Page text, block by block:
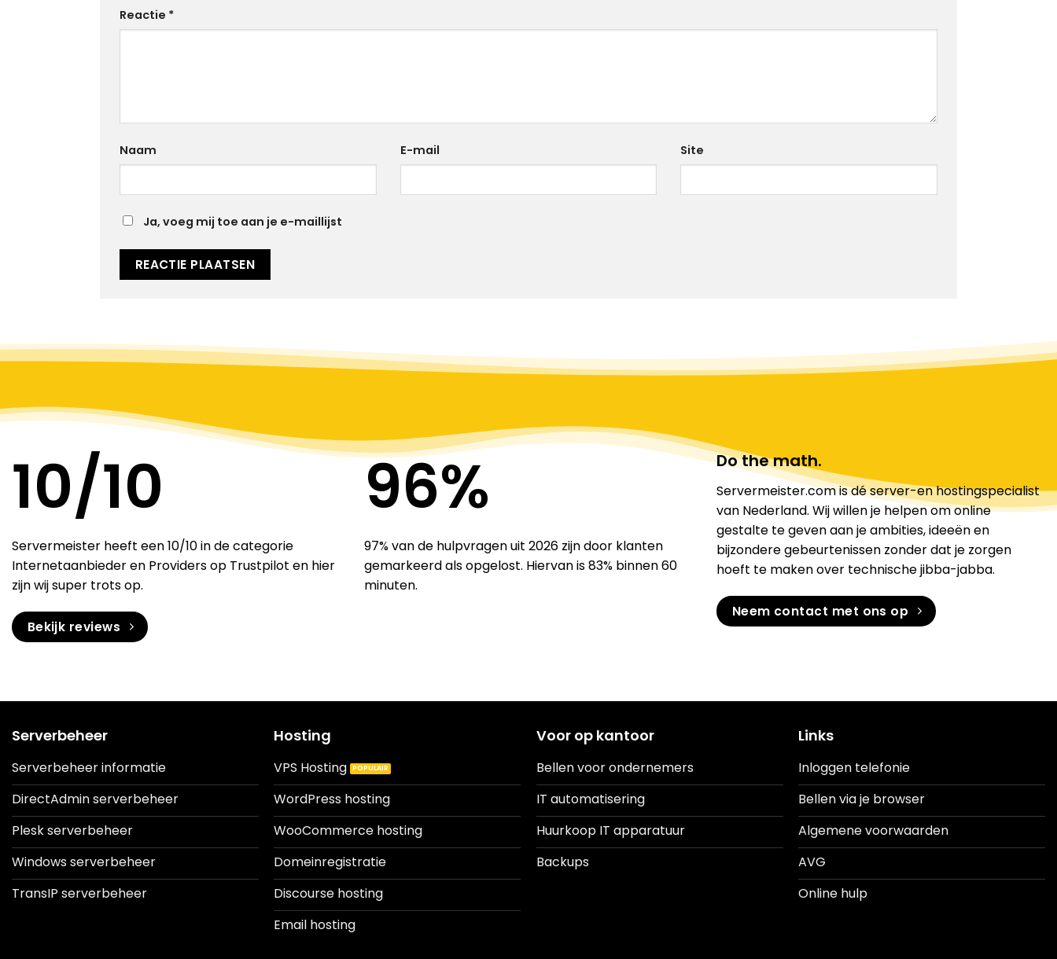
Reactie *
Naam E-mail Site
Ja, voeg mij toe aan je e-maillijst
10/10
Servermeister heeft een 10/10 in de categorie
Internetaanbieder en Providers op Trustpilot en hier
zijn wij super trots op.
Bekijk reviews
97%
97% van de hulpvragen uit 2026 zijn door klanten
gemarkeerd als opgelost. Hiervan is 83% binnen 60
minuten.
Do the math.
Servermeister.com is dé server-en hostingspecialist
van Nederland. Wij willen je helpen om online
gestalte te geven aan je ambities, ideeën en
bijzondere gebeurtenissen zonder dat je zorgen
hoeft te maken over technische jibba-jabba.
Neem contact met ons op
Serverbeheer
Serverbeheer informatie
DirectAdmin serverbeheer
Plesk serverbeheer
Windows serverbeheer
TransIP serverbeheer
Hosting
VPS Hosting
WordPress hosting
WooCommerce hosting
Domeinregistratie
Discourse hosting
Email hosting
Voor op kantoor
Bellen voor ondernemers
IT automatisering
Huurkoop IT apparatuur
Backups
Links
Inloggen telefonie
Bellen via je browser
Algemene voorwaarden
AVG
Online hulp